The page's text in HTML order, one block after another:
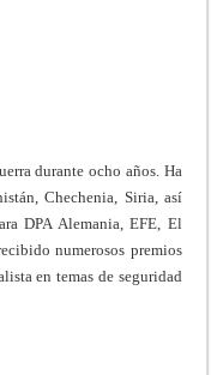
durante ocho años. Ha
Chechenia, Siria, así
DPA Alemania, EFE, El
numerosos premios
en temas de seguridad